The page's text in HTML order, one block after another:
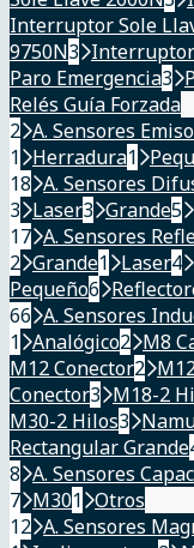
Interruptor Sole
9750N3
Paro Emergencia3
Relés Guía Forzada
2 A. Sensores
1 Herradura1
18 A. Sensores
3 Laser3 Grande5
17 A. Sensores
2 Grande1 Laser4
Pequeño6
66 A. Sensores
1 Analógico2 M8
M12 Conector2
Conector3 M18-2
M30-2 Hilos3
Rectangular Grande
8 A. Sensores
7 M301 Otros
12 A. Sensores